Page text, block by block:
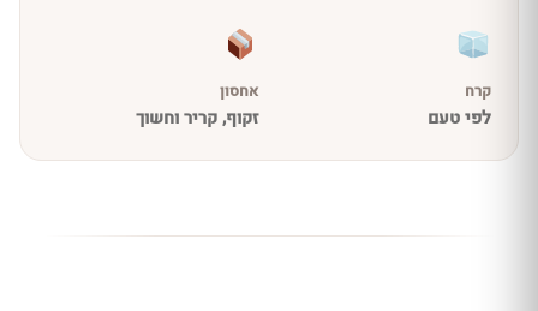
קרח
לפי טעם
אחסון
זקוף, קריר וחשוך